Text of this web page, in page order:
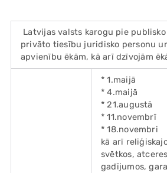
Latvijas valsts karogu pie
privāto tiesību juridisko personu
apvienību ēkām, kā arī dzīvojām
* 1.maijā
* 4.maijā
* 21.augustā
* 11.novembrī
* 18.novembri
kā arī
svētkos,
gadījumos,